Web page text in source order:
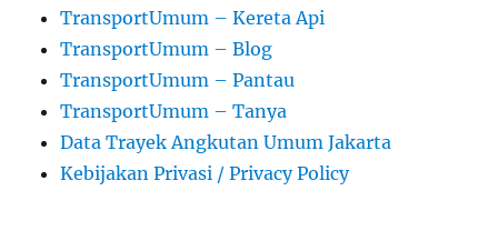
TransportUmum – Kereta Api
TransportUmum – Blog
TransportUmum – Pantau
TransportUmum – Tanya
Data Trayek Angkutan Umum Jakarta
Kebijakan Privasi / Privacy Policy